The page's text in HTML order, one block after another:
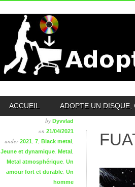
MAIN MENU
ACCUEIL ADOPTE UN DISQUE,
by Dyvvlad
on 21/04/2021
under2021 7 Black metal
Jeune et dynamique Metal
Metal atmosphérique Un
amour fort et durable Un
homme